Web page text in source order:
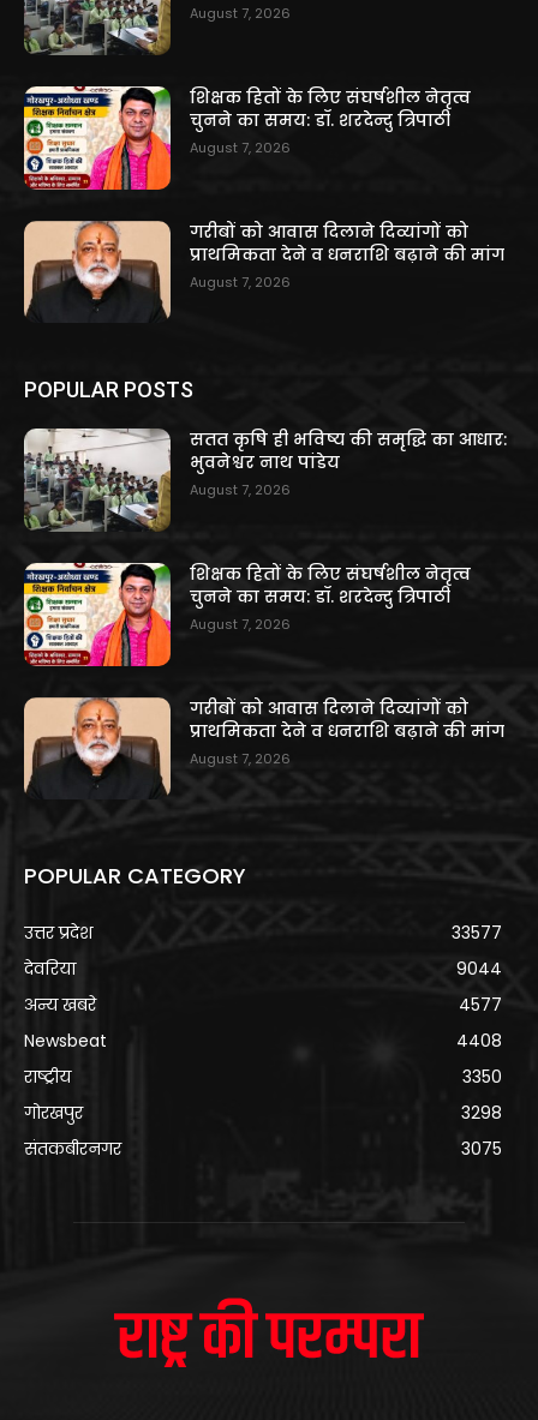
August 7, 2026
शिक्षक हितों के लिए संघर्षशील नेतृत्व
चुनने का समय: डॉ. शरदेन्दु त्रिपाठी
August 7, 2026
गरीबों को आवास दिलाने दिव्यांगों को
प्राथमिकता देने व धनराशि बढ़ाने की मांग
August 7, 2026
POPULAR POSTS
सतत कृषि ही भविष्य की समृद्धि का आधार:
भुवनेश्वर नाथ पांडेय
August 7, 2026
शिक्षक हितों के लिए संघर्षशील नेतृत्व
चुनने का समय: डॉ. शरदेन्दु त्रिपाठी
August 7, 2026
गरीबों को आवास दिलाने दिव्यांगों को
प्राथमिकता देने व धनराशि बढ़ाने की मांग
August 7, 2026
POPULAR CATEGORY
उत्तर प्रदेश
33577
देवरिया
9044
अन्य खबरे
4577
Newsbeat
4408
राष्ट्रीय
3350
गोरखपुर
3298
संतकबीरनगर
3075